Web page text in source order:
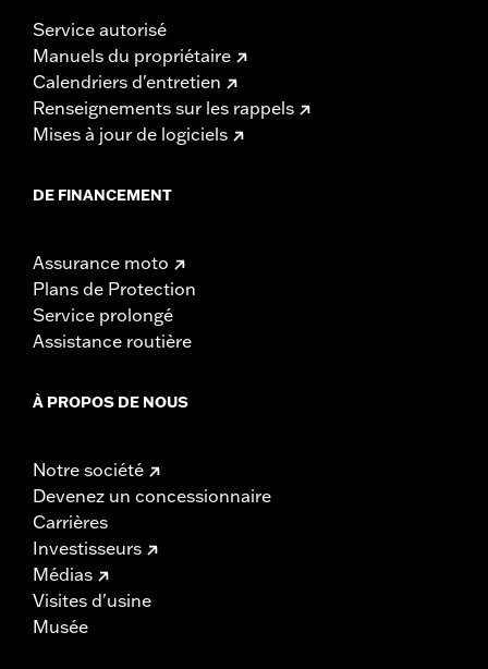
Service autorisé
Manuels du propriétaire
Calendriers d'entretien
Renseignements sur les rappels
Mises à jour de logiciels
DE FINANCEMENT
Assurance moto
Plans de Protection
Service prolongé
Assistance routière
À PROPOS DE NOUS
Notre société
Devenez un concessionnaire
Carrières
Investisseurs
Médias
Visites d'usine
Musée